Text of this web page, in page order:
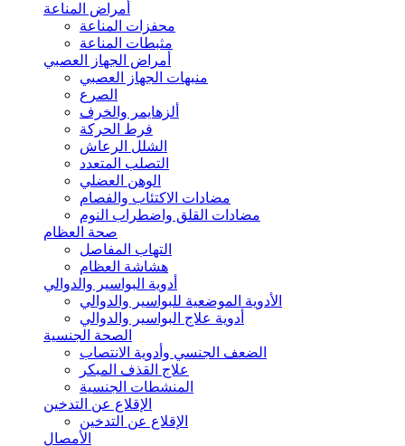
أمراض المناعة
محفزات المناعة
مثبطات المناعة
أمراض الجهاز العصبي
منبهات الجهاز العصبي
الصرع
ألزهايمر والخرف
فرط الحركة
الشلل الرعاش
التصلب المتعدد
الوهن العضلي
مضادات الاكتئاب والفصام
مضادات القلق واضطراب النوم
صحة العظام
التهاب المفاصل
هشاشة العظام
أدوية البواسير والدوالي
الأدوية الموضعية للبواسير والدوالي
أدوية علاج البواسير والدوالي
الصحة الجنسية
الضعف الجنسي وأدوية الانتصاب
علاج القذف المبكر
المنشطات الجنسية
الإقلاع عن التدخين
الإقلاع عن التدخين
الأمصال